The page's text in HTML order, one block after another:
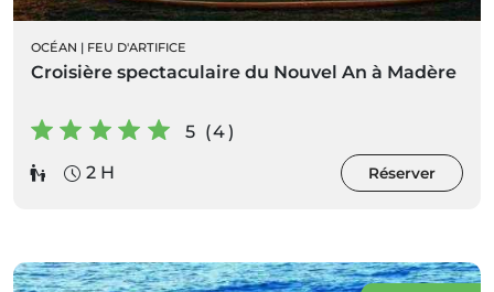
OCÉAN | FEU D'ARTIFICE
Croisière spectaculaire du Nouvel An à Madère
5 (4)
2 H
Réserver